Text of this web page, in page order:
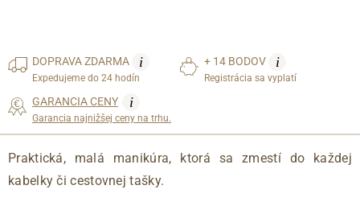
DOPRAVAZDARMA i
Expedujeme do 24 hodín
+ 14 BODOV i
Registrácia sa vyplatí
GARANCIA CENY i
Garancia najnižšej ceny na trhu.
Praktická, malá manikúra, ktorá sa zmestí do každej
kabelky či cestovnej tašky.